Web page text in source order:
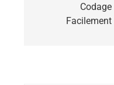
Codage
Facilement